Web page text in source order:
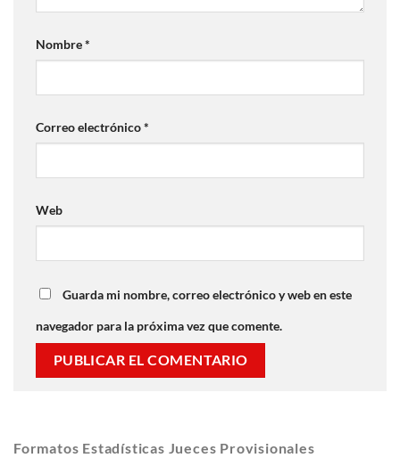
Nombre*
Correo electrónico*
Web
Guarda mi nombre, correo electrónico y web en este
navegador para la próxima vez que comente.
Formatos Estadísticas Jueces Provisionales